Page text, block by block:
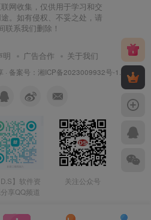
网收集，仅供用于学习和交
。如有侵权、不妥之处，请
联系我们删除！
明 广告合作 关于我们
· 备案号： 湘ICP备2023009932号-1 .
D.S】软件资
享QQ频道
关注公众号